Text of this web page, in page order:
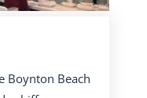
Boynton Beach